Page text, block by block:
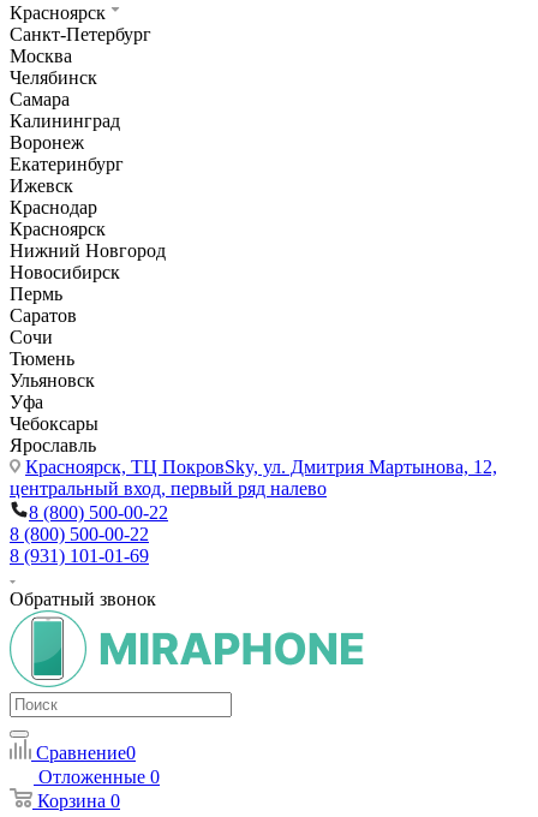
Красноярск
Санкт-Петербург
Москва
Челябинск
Самара
Калининград
Воронеж
Екатеринбург
Ижевск
Краснодар
Красноярск
Нижний Новгород
Новосибирск
Пермь
Саратов
Сочи
Тюмень
Ульяновск
Уфа
Чебоксары
Ярославль
Красноярск, ТЦ ПокровSky, ул. Дмитрия Мартынова, 12,
центральный вход, первый ряд налево
8 (800) 500-00-22
8 (800) 500-00-22
8 (931) 101-01-69
Обратный звонок
Сравнение0
Отложенные 0
Корзина 0